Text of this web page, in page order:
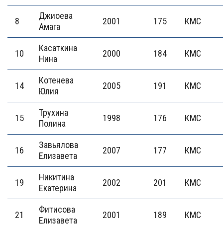
8
Джиоева
Амага
2001 175 КМС
10
Касаткина
Нина
2000 184 КМС
14
Котенева
Юлия
2005 191 КМС
15
Трухина
Полина
1998 176 КМС
16
Завьялова
Елизавета
2007 177 КМС
19
Никитина
Екатерина
2002 201 КМС
21
Фитисова
Елизавета
2001 189 КМС